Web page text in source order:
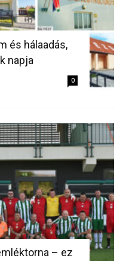
és hálaadás,
napja
0
– ez